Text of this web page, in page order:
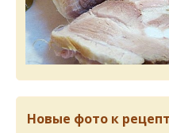
Новые фото к